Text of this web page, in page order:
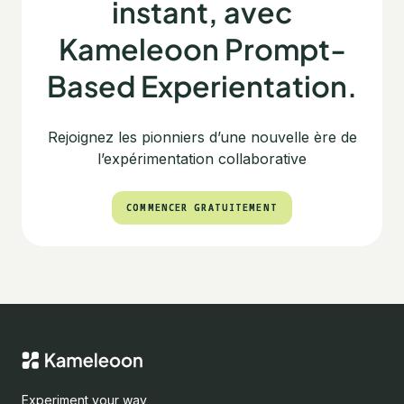
instant, avec
Kameleoon Prompt-
Based Experientation.
Rejoignez les pionniers d’une nouvelle ère de
l’expérimentation collaborative
‍COMMENCER GRATUITEMENT
‍COMMENCER GRATUITEMENT
Experiment your way